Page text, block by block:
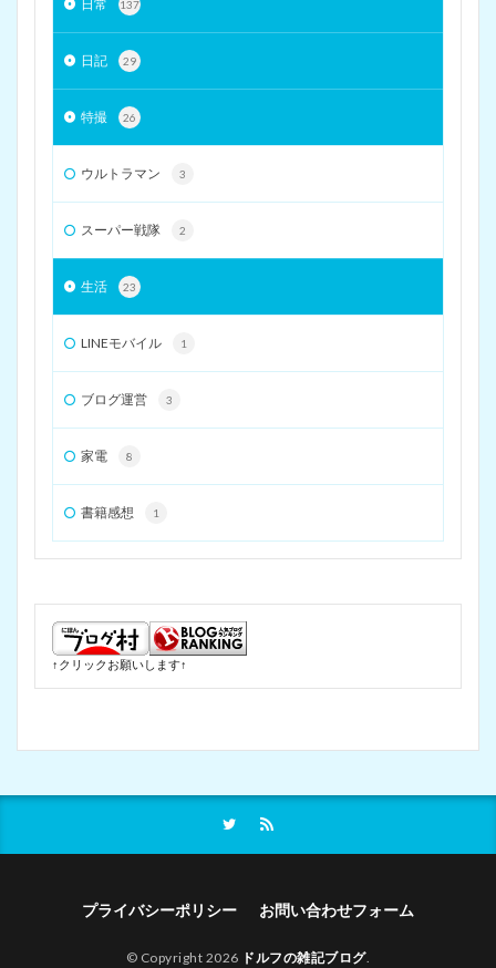
日常 137
日記 29
特撮 26
ウルトラマン 3
スーパー戦隊 2
生活 23
LINEモバイル 1
ブログ運営 3
家電 8
書籍感想 1
↑クリックお願いします↑
プライバシーポリシー お問い合わせフォーム
© Copyright 2026 ドルフの雑記ブログ.